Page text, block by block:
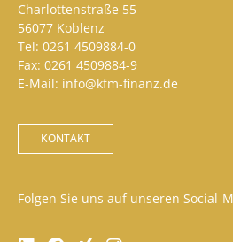
Charlottenstraße 55
56077 Koblenz
Tel: 0261 4509884-0
Fax: 0261 4509884-9
E-Mail: info@kfm-finanz.de
KONTAKT
Folgen Sie uns auf unseren Social-